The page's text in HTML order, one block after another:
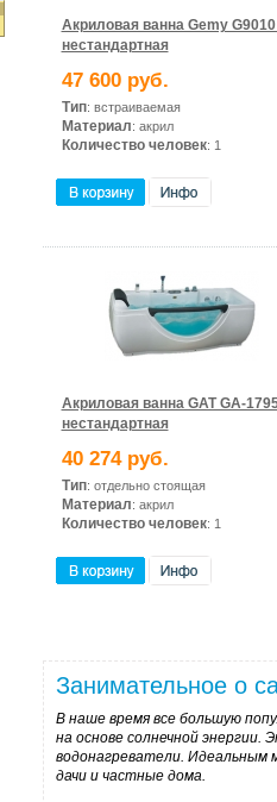
Акриловая ванна Gemy G9010
нестандартная
47 600 руб.
Тип: встраиваемая
Материал: акрил
Количество человек: 1
Акриловая ванна GAT GA-
нестандартная
40 274 руб.
Тип: отдельно стоящая
Материал: акрил
Количество человек: 1
Занимательное о
В наше время все большую
на основе солнечной
водонагреватели. Идеальным
дачи и частные дома.